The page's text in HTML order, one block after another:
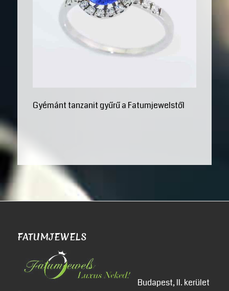
Gyémánt tanzanit gyűrű a Fatumjewelstől
FATUMJEWELS
Budapest, II. kerület